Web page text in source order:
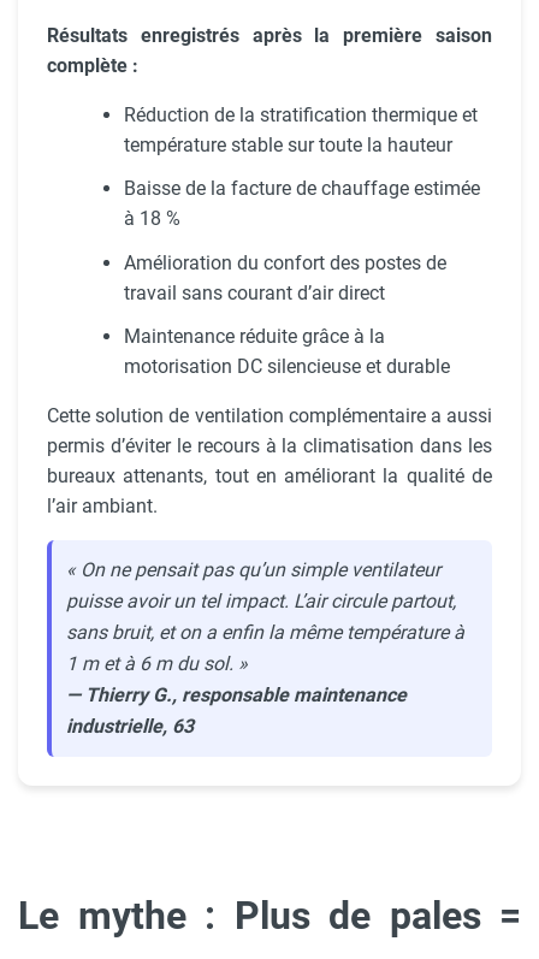
Résultats enregistrés après la première saison
complète :
Réduction de la stratification thermique et
température stable sur toute la hauteur
Baisse de la facture de chauffage estimée
à 18 %
Amélioration du confort des postes de
travail sans courant d’air direct
Maintenance réduite grâce à la
motorisation DC silencieuse et durable
Cette solution de ventilation complémentaire a aussi
permis d’éviter le recours à la climatisation dans les
bureaux attenants, tout en améliorant la qualité de
l’air ambiant.
« On ne pensait pas qu’un simple ventilateur
puisse avoir un tel impact. L’air circule partout,
sans bruit, et on a enfin la même température à
1 m et à 6 m du sol. »
— Thierry G., responsable maintenance
industrielle, 63
Le mythe : Plus de pales =